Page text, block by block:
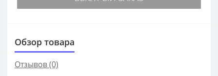
Обзор товара
Отзывов (0)